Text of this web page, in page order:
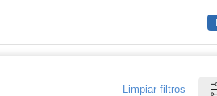
Limpiar filtros